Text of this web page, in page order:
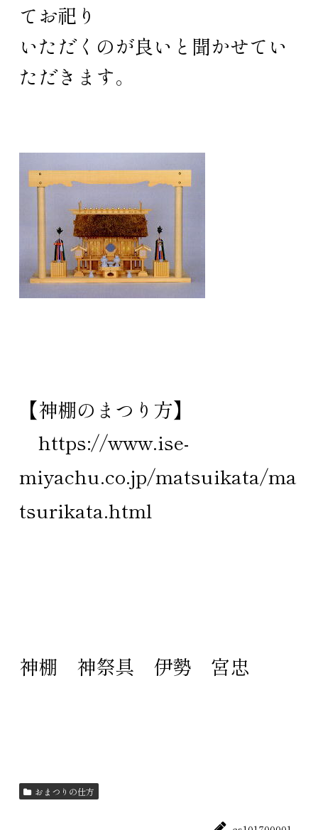
てお祀り
いただくのが良いと聞かせてい
ただきます。
【神棚のまつり方】
https://www.ise-
miyachu.co.jp/matsuikata/ma
tsurikata.html
神棚 神祭具 伊勢 宮忠
おまつりの仕方